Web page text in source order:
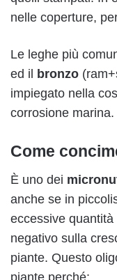
nelle coperture,
Le leghe più
ed il bronzo
impiegato nella
corrosione marina.
Come
È uno dei
anche se in
eccessive
negativo sulla
piante. Questo